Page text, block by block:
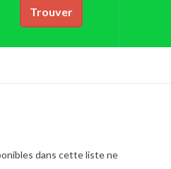
Trouver
dans cette liste ne